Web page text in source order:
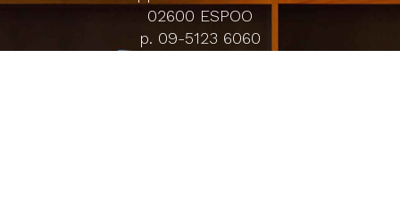
02600 ESPOO
p. 09-5123 6060